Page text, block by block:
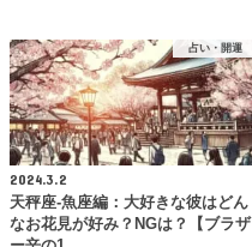
占い・開運
2024.3.2
天秤座-魚座編：大好きな彼はどん
なお花見が好み？NGは？【ブラザ